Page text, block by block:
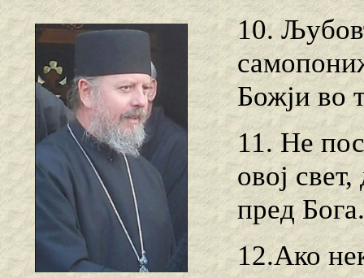
10.
Божји во
11. Не
овој
пред Бога.
12.Ако